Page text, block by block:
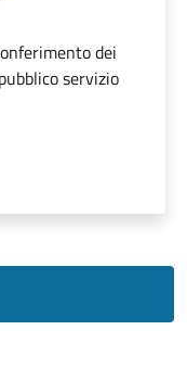
dei
servizio